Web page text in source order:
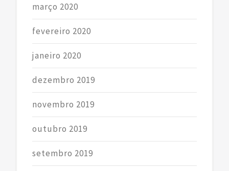
março 2020
fevereiro 2020
janeiro 2020
dezembro 2019
novembro 2019
outubro 2019
setembro 2019